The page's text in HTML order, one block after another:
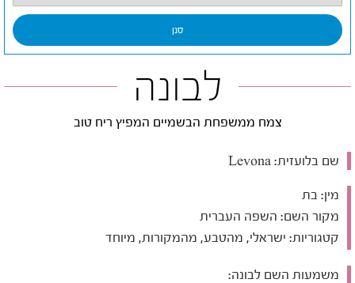
לבונה
צמח ממשפחת הבשמיים המפיץ ריח טוב
שם בלועזית:
מין: בת
מקור השם: השפה העברית
קטגוריות: ישראלי, מהטבע, מהמקורות, מיוחד
משמעות השם לבונה: